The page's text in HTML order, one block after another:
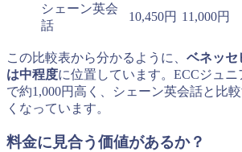
シェーン英会
話
10,450円 11,000円
この比較表から分かるように、 ベネッセ
は中程度に位置しています。ECCジュ
で約1,000円高く、シェーン英会話と比
くなっています。
料金に見合う価値があるか？